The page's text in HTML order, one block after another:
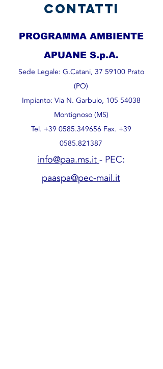
contatti
PROGRAMMA AMBIENTE
APUANE S.p.A.
Sede Legale: G.Catani, 37 59100Prato
(PO)
Impianto: Via N. Garbuio, 105 54038
Montignoso (MS)
Tel. +39 0585.349656 Fax. +39
0585.821387
info@paa.ms.it - PEC:
paaspa@pec-mail.it